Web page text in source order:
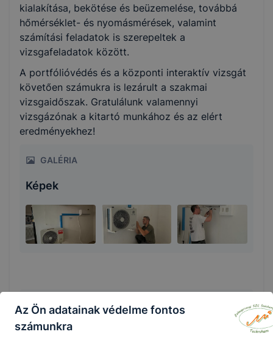
kialakítása, bekötése és beüzemelése, továbbá
hőmérséklet- és nyomásmérések, valamint
számítási feladatok is szerepeltek a
vizsgafeladatok között.
A portfólióvédés és a központi interaktív vizsgát
követően számukra is lezárult a szakmai
vizsgaidőszak. Gratulálunk valamennyi
vizsgázónak a kitartó munkához és az elért
eredményekhez!
GALÉRIA
Képek
Megosztás
Az Ön adatainak védelme fontos
számunkra